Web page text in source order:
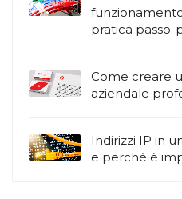
pratica passo-
Come creare
aziendale
Indirizzi IP in
e perché è